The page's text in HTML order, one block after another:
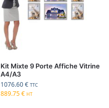
Kit Mixte 9 Porte Affiche Vitrine
A4/A3
1076.60€ TTC
889.75€ HT